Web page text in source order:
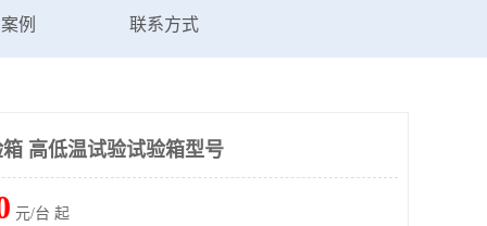
例 联系方式
高低温试验试验箱型号
元/台 起